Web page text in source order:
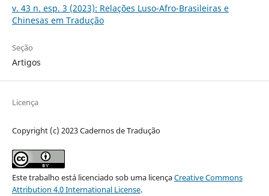
v. 43 n. esp. 3 (2023): Relações Luso-Afro-Brasileiras e
Chinesas em Tradução
Seção
Artigos
Licença
Copyright (c) 2023 Cadernos de Tradução
Este trabalho está licenciado sob uma licençaCreative Commons
Attribution 4.0 International License.